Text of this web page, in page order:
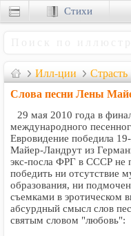
Илл-ции Страсть
Слова песни Лены
29 мая 2010 года в
международного
Евровидение победила
Майер-Ландрут из
экс-посла ФРГ в СССР не
победить ни отсутствие
образования, ни
съемками в эротическом
абсурдный смысл слов
святым словом "любовь":
Стихи